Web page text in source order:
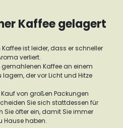
Kaffee gelagert
ist leider, dass er schneller
verliert.
Kaffee an einem
der vor Licht und Hitze
von großen Packungen
Sie sich stattdessen für
Sie öfter ein, damit Sie immer
Hause haben.